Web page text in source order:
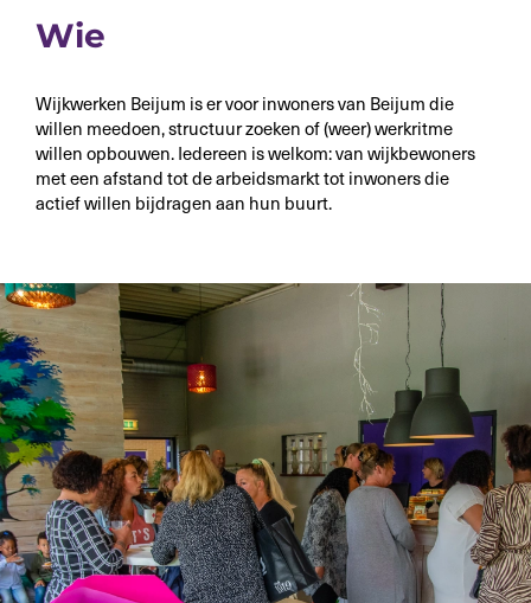
Wie
Wijkwerken Beijum is er voor inwoners van Beijum die
willen meedoen, structuur zoeken of (weer) werkritme
willen opbouwen. Iedereen is welkom: van wijkbewoners
met een afstand tot de arbeidsmarkt tot inwoners die
actief willen bijdragen aan hun buurt.